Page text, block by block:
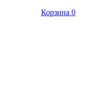
Корзина 0